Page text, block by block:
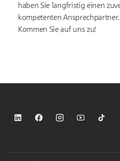
haben Sie langfristig einen
kompetenten
Kommen Sie auf uns zu!
Sparkasse auf LinkedIn
Sparkasse auf Facebook
Sparkasse auf
Sparkasse